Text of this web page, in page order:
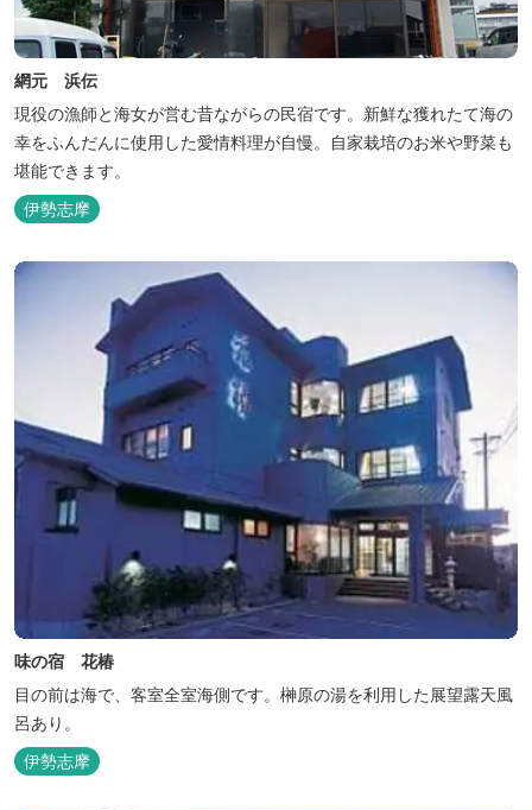
網元 浜伝
現役の漁師と海女が営む昔ながらの民宿です。新鮮な獲れたて海の
幸をふんだんに使用した愛情料理が自慢。自家栽培のお米や野菜も
堪能できます。
伊勢志摩
味の宿 花椿
目の前は海で、客室全室海側です。榊原の湯を利用した展望露天風
呂あり。
伊勢志摩